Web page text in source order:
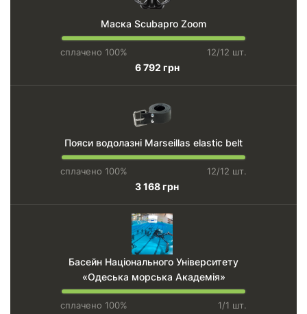
Маска Scubapro Zoom
сплачено 100% 12/12 шт.
6 792 грн
Пояси водолазні Marseillas elastic belt
сплачено 100% 12/12 шт.
3 168 грн
Басейн Національного Університету
«Одеська морська Академія»
сплачено 100% 1/1 шт.